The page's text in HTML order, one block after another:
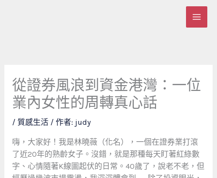
從證券風浪到資金港灣：一位
業內女性的周轉真心話
/ 質感生活/ 作者: judy
嗨，大家好！我是林曉薇（化名），一個在證券業打滾
了近20年的熟齡女子。沒錯，就是那種每天盯著紅綠數
字、心情隨著K線圖起伏的日常。40歲了，說老不老，但